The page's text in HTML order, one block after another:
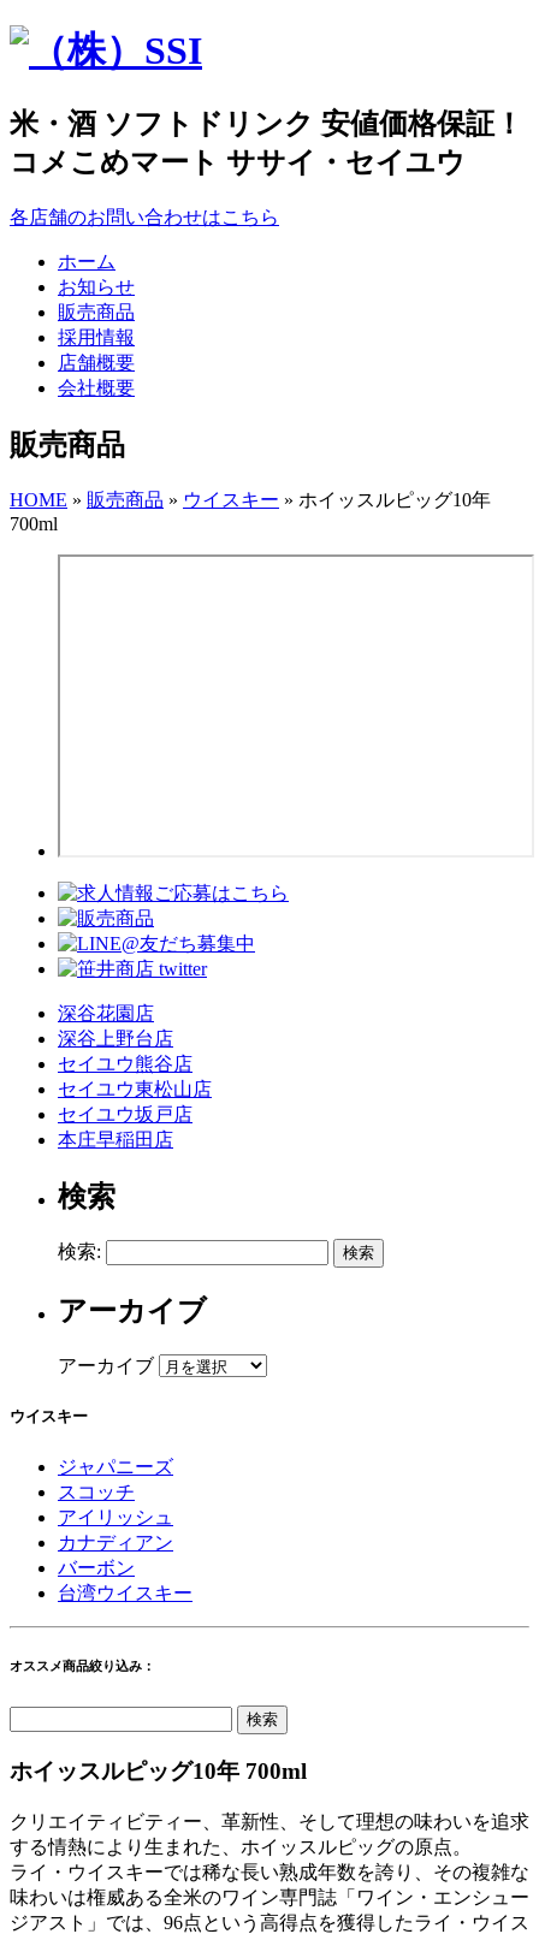
米・酒 ソフトドリンク 安値価格保証！
コメこめマート ササイ・セイユウ
各店舗のお問い合わせはこちら
ホーム
お知らせ
販売商品
採用情報
店舗概要
会社概要
販売商品
HOME » 販売商品 » ウイスキー » ホイッスルピッグ10年
700ml
深谷花園店
深谷上野台店
セイユウ熊谷店
セイユウ東松山店
セイユウ坂戸店
本庄早稲田店
検索
検索:
アーカイブ
アーカイブ
ウイスキー
ジャパニーズ
スコッチ
アイリッシュ
カナディアン
バーボン
台湾ウイスキー
オススメ商品絞り込み：
ホイッスルピッグ10年 700ml
クリエイティビティー、革新性、そして理想の味わいを追求
する情熱により生まれた、ホイッスルピッグの原点。
ライ・ウイスキーでは稀な長い熟成年数を誇り、その複雑な
味わいは権威ある全米のワイン専門誌「ワイン・エンシュー
ジアスト」では、96点という高得点を獲得したライ・ウイス